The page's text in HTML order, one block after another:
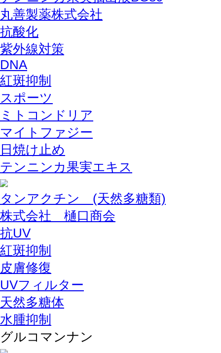
丸善製薬株式会社
抗酸化
紫外線対策
DNA
紅斑抑制
スポーツ
ミトコンドリア
マイトファジー
日焼け止め
テンニンカ果実エキス
タンアクチン (天然多糖類)
株式会社 樋口商会
抗UV
紅斑抑制
皮膚修復
UVフィルター
天然多糖体
水腫抑制
グルコマンナン